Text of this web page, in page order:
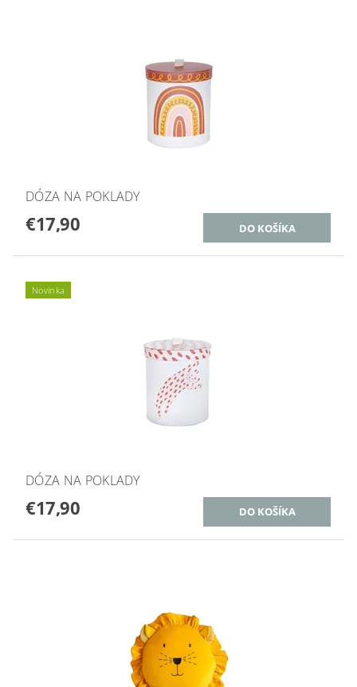
DÓZA NA POKLADY
€17,90
Novinka
DÓZA NA POKLADY
€17,90